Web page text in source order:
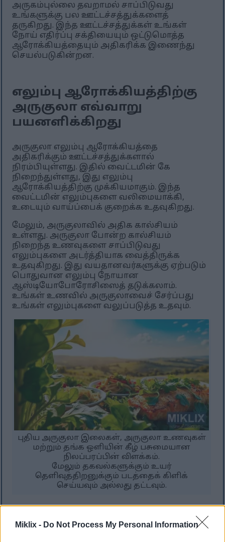
Miklix - Do Not Process My Personal Information
அருகம்புல்லை தவறாமல் சாப்பிடுவது
உங்களுக்கு பல ஊட்டச்சத்துக்களைத்
தருகிறது. இந்த ஊட்டச்சத்துக்கள் உங்கள்
நோய் எதிர்ப்பு சக்தியையும் ஒட்டுமொத்த
ஆரோக்கியத்தையும் அதிகரிக்க இணைந்து
செயல்படுகின்றன.
எலும்பு ஆரோக்கியத்திற்கு
அருகுலா எவ்வாறு
பயனளிக்கிறது
அருகுலா எலும்பு ஆரோக்கியத்தை
அதிகரிக்கும் ஊட்டச்சத்துக்களால்
நிரம்பியுள்ளது. இதில் வைட்டமின் கே
நிறைந்துள்ளது, இது எலும்பு
ஆரோக்கியத்திற்கு முக்கியமாகும். இந்த
வைட்டமின் எலும்புகளை வலிமையாக்கி,
உடையும் வாய்ப்பைக் குறைக்க உதவுகிறது.
மேலும், அருகுலாவில் அதிக கால்சியம்
உள்ளது. அருகுலா போன்ற கால்சியம்
நிறைந்த உணவுகளை சாப்பிடுவது
எலும்புகளை அடர்த்தியாக வைத்திருக்க
உதவுகிறது. இது வயதானவர்களுக்கு ஏற்படும்
பொதுவான எலும்பு நோயான
ஆஸ்டியோபோரோசிஸைத் தடுக்கலாம்.
உங்கள் உணவில் அருகுலாவைச் சேர்ப்பது
உங்கள் எலும்புகளை வலுப்படுத்த உதவும்.
புதிய அருகுலா இலைகள், அருகுலா உணவுகள்
மற்றும் தங்க ஒளியின் கீழ் பசுமையான
நிலப்பரப்பின் விளக்கம்.
மேலும் தகவல்களுக்கும் உயர்
தெளிவுத்திறனுக்கும் படத்தைக் கிளிக்
செய்யவும் அல்லது தட்டவும்.
அருகுலாவின் சமையல்